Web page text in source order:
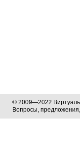
© 2009—2022
Вопросы,